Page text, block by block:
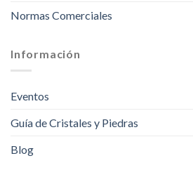
Normas Comerciales
Información
Eventos
Guía de Cristales y Piedras
Blog